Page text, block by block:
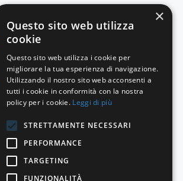
×
Questo sito web utilizza
cookie
Questo sito web utilizza i cookie per
migliorare la tua esperienza di navigazione.
Utilizzando il nostro sito web acconsenti a
tutti i cookie in conformità con la nostra
policy per i cookie. Leggi di più
STRETTAMENTE NECESSARI
PERFORMANCE
TARGETING
FUNZIONALITÀ